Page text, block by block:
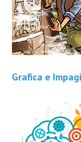
Grafica e